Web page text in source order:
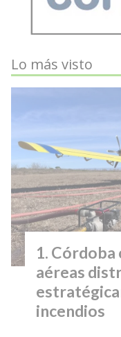
Lo más visto
Córdoba
aéreas
incendios